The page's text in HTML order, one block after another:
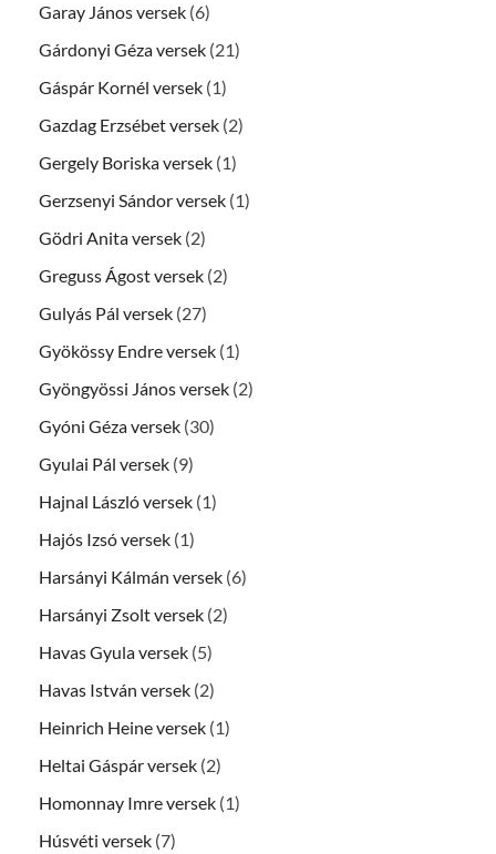
Garay János versek (6)
Gárdonyi Géza versek (21)
Gáspár Kornél versek (1)
Gazdag Erzsébet versek (2)
Gergely Boriska versek (1)
Gerzsenyi Sándor versek (1)
Gödri Anita versek (2)
Greguss Ágost versek (2)
Gulyás Pál versek (27)
Gyökössy Endre versek (1)
Gyöngyössi János versek (2)
Gyóni Géza versek (30)
Gyulai Pál versek (9)
Hajnal László versek (1)
Hajós Izsó versek (1)
Harsányi Kálmán versek (6)
Harsányi Zsolt versek (2)
Havas Gyula versek (5)
Havas István versek (2)
Heinrich Heine versek (1)
Heltai Gáspár versek (2)
Homonnay Imre versek (1)
Húsvéti versek (7)